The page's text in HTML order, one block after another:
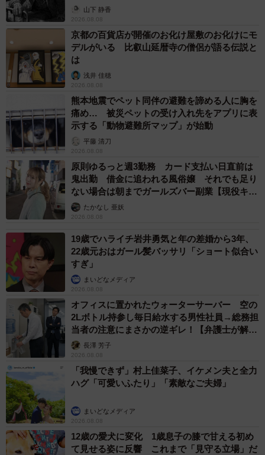
から】山下 静香
2026.08.08
京都の百貨店が開催のお化け屋敷のお化けにモ
デルがいる 比叡山延暦寺の僧侶が語る伝説と
は
浅井 佳穂
2026.08.08
熊本地震でペット同伴の避難を諦める人に胸を
痛め… 被災ペットの受け入れ先をアプリに表
示する「動物避難所マップ」が始動
平藤 清刀
2026.08.08
原則ゆるっと週3勤務 カード支払い日直前は
鬼出勤 借金に追われる風俗嬢 それでも足り
ない場合は朝までガールズバー副業【現役キャ
ストに取材】
たかなし 亜妖
2026.08.08
19歳でハライチ岩井勇気と年の差婚から3年、
22歳元おはガール髪バッサリ「ショート似合い
すぎ」
まいどなメディア
2026.08.08
オフィスに置かれたウォーターサーバー 空の
2Lボトル持参し毎日給水する男性社員→総務担
当者の注意にまさかの逆ギレ！【弁護士が解
説】長澤 芳子
2026.08.08
「我慢できず」村上佳菜子、イケメン夫と全力
ハグ「可愛いふたり」「素敵なご夫婦」
まいどなメディア
2026.08.08
12歳の愛犬に変化 1歳息子の膝で甘える初め
て見せる姿に反響 これまで「見守る立場」だ